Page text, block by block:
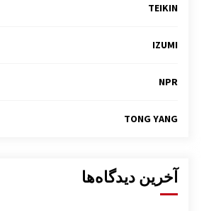
TEIKIN
IZUMI
NPR
TONG YANG
آخرین دیدگاه‌ها